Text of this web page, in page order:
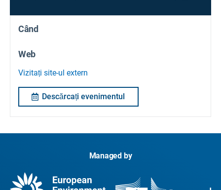
Când
Web
Vizitați site-ul extern
Descărcați evenimentul
Managed by